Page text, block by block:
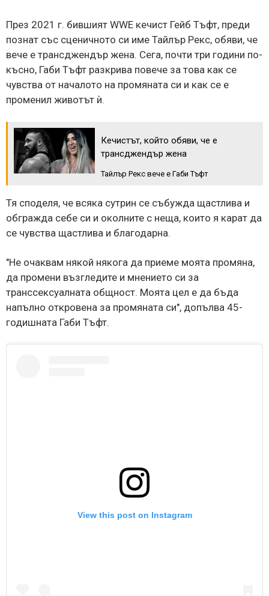
През 2021 г. бившият WWE кечист Гейб Тъфт, преди
познат със сценичното си име Тайлър Рекс, обяви, че
вече е трансджендър жена. Сега, почти три години по-
късно, Габи Тъфт разкрива повече за това как се
чувства от началото на промяната си и как се е
променил животът ѝ.
Кечистът, който обяви, че е
трансджендър жена
Тайлър Рекс вече е Габи Тъфт
Тя споделя, че всяка сутрин се събужда щастлива и
обгражда себе си и околните с неща, които я карат да
се чувства щастлива и благодарна.
"Не очаквам някой някога да приеме моята промяна,
да промени възгледите и мнението си за
транссексуалната общност. Моята цел е да бъда
напълно откровена за промяната си", допълва 45-
годишната Габи Тъфт.
View this post on Instagram